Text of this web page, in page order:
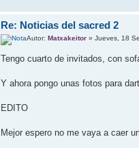
Re: Noticias del sacred 2
Autor:Matxakeitor » Jueves, 18
Tengo cuarto de invitados, con
Y ahora pongo unas fotos para
EDITO
Mejor espero no me vaya a caer